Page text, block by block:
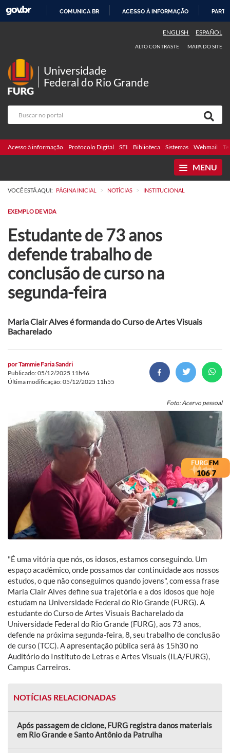
COMUNICA BR ACESSO À INFORMAÇÃO
ENGLISH ESPAÑOL
ALTO CONTRASTE MAPA DO SITE
Universidade
Federal do Rio Grande
Acesso à informação Protocolo Digital SEI Biblioteca Sistemas Webmail
MENU
VOCÊ ESTÁ AQUI: PÁGINA INICIAL > NOTÍCIAS > INSTITUCIONAL
EXEMPLO DE VIDA
Estudante de 73 anos
defende trabalho de
conclusão de curso na
segunda-feira
Maria Clair Alves é formanda do Curso de Artes Visuais
Bacharelado
porTammie Faria Sandri
Publicado: 05/12/2025 11h46
Última modificação: 05/12/2025 11h55
Foto: Acervo pessoal
"É uma vitória que nós, os idosos, estamos conseguindo. Um
espaço acadêmico, onde possamos dar continuidade aos nossos
estudos, o que não conseguimos quando jovens", com essa frase
Maria Clair Alves define sua trajetória e a dos idosos que hoje
estudam na Universidade Federal do Rio Grande (FURG). A
estudante do Curso de Artes Visuais Bacharelado da
Universidade Federal do Rio Grande (FURG), aos 73 anos,
defende na próxima segunda-feira, 8, seu trabalho de conclusão
de curso (TCC). A apresentação pública será às 15h30 no
Auditório do Instituto de Letras e Artes Visuais (ILA/FURG),
Campus Carreiros.
NOTÍCIAS RELACIONADAS
Após passagem de ciclone, FURG registra danos materiais
em Rio Grande e Santo Antônio da Patrulha